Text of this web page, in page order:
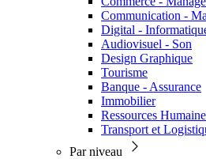
Communication -
Digital -
Audiovisuel - Son
Design Graphique
Tourisme
Banque - Assurance
Immobilier
Ressources
Transport et
Par niveau